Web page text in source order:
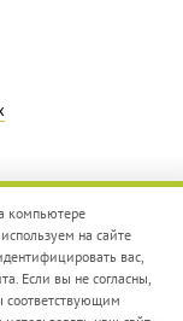
компьютере
на сайте
вас,
Если вы не согласны,
соответствующим